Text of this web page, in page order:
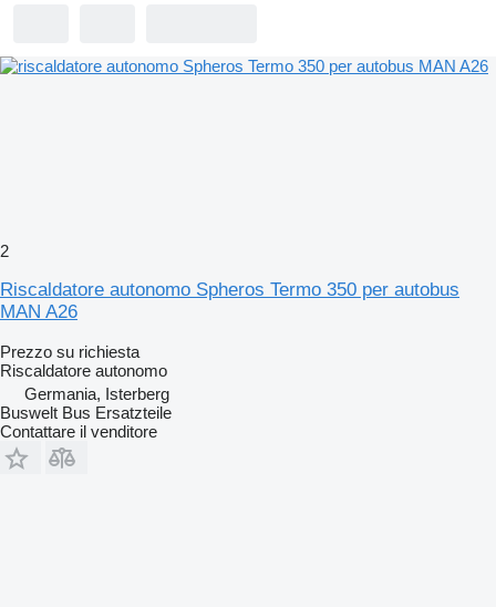
2
Riscaldatore autonomo Spheros Termo 350 per autobus
MAN A26
Prezzo su richiesta
Riscaldatore autonomo
Germania, Isterberg
Buswelt Bus Ersatzteile
Contattare il venditore